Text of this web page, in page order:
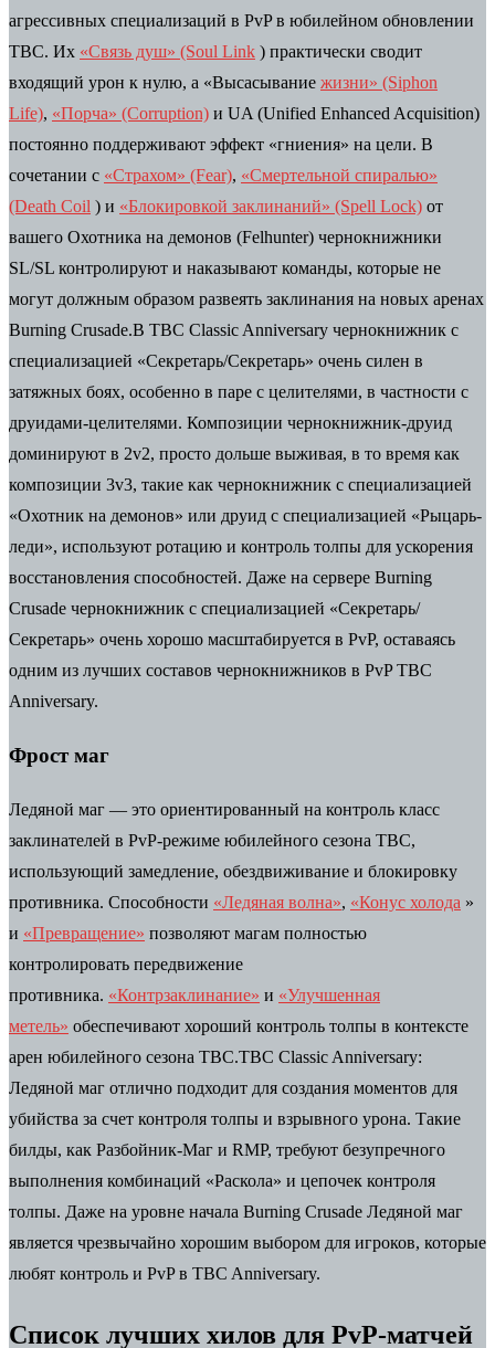
агрессивных специализаций в PvP в юбилейном обновлении
TBC. Их «Связь душ» (Soul Link ) практически сводит
входящий урон к нулю, а «Высасывание жизни» (Siphon
Life), «Порча» (Corruption) и UA (Unified Enhanced Acquisition)
постоянно поддерживают эффект «гниения» на цели. В
сочетании с «Страхом» (Fear), «Смертельной спиралью»
(Death Coil ) и «Блокировкой заклинаний» (Spell Lock) от
вашего Охотника на демонов (Felhunter) чернокнижники
SL/SL контролируют и наказывают команды, которые не
могут должным образом развеять заклинания на новых аренах
Burning Crusade.В TBC Classic Anniversary чернокнижник с
специализацией «Секретарь/Секретарь» очень силен в
затяжных боях, особенно в паре с целителями, в частности с
друидами-целителями. Композиции чернокнижник-друид
доминируют в 2v2, просто дольше выживая, в то время как
композиции 3v3, такие как чернокнижник с специализацией
«Охотник на демонов» или друид с специализацией «Рыцарь-
леди», используют ротацию и контроль толпы для ускорения
восстановления способностей. Даже на сервере Burning
Crusade чернокнижник с специализацией «Секретарь/
Секретарь» очень хорошо масштабируется в PvP, оставаясь
одним из лучших составов чернокнижников в PvP TBC
Anniversary.
Фрост маг
Ледяной маг — это ориентированный на контроль класс
заклинателей в PvP-режиме юбилейного сезона TBC,
использующий замедление, обездвиживание и блокировку
противника. Способности «Ледяная волна», «Конус холода »
и «Превращение» позволяют магам полностью
контролировать передвижение
противника. «Контрзаклинание» и «Улучшенная
метель» обеспечивают хороший контроль толпы в контексте
арен юбилейного сезона TBC.TBC Classic Anniversary: ​​
Ледяной маг отлично подходит для создания моментов для
убийства за счет контроля толпы и взрывного урона. Такие
билды, как Разбойник-Маг и RMP, требуют безупречного
выполнения комбинаций «Раскола» и цепочек контроля
толпы. Даже на уровне начала Burning Crusade Ледяной маг
является чрезвычайно хорошим выбором для игроков, которые
любят контроль и PvP в TBC Anniversary.
Список лучших хилов для PvP-матчей